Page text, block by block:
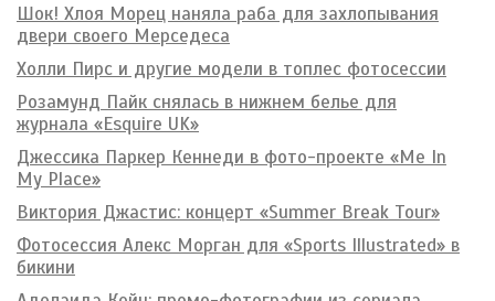
Шок! Хлоя Морец наняла раба для захлопывания
двери своего Мерседеса
Холли Пирс и другие модели в топлес фотосессии
Розамунд Пайк снялась в нижнем белье для
журнала «Esquire UK»
Джессика Паркер Кеннеди в фото-проекте «Me In
My Place»
Виктория Джастис: концерт «Summer Break Tour»
Фотосессия Алекс Морган для «Sports Illustrated» в
бикини